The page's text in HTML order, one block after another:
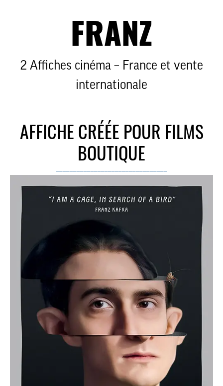
FRANZ
2 Affiches cinéma – France et vente
internationale
AFFICHE CRÉÉE POUR FILMS
BOUTIQUE